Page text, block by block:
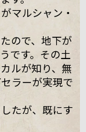
マルシャン・
ので、地下が
です。その土
ルが知り、無
ラーが実現で
たが、既にす